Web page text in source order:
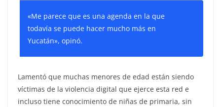
«Me parece que es una agenda en la que
todavía se puede hacer mucho más en
Yucatán», opinó.
Lamentó que muchas menores de edad están siendo
víctimas de la violencia digital que ejerce esta red e
incluso tiene conocimiento de niñas de primaria, sin